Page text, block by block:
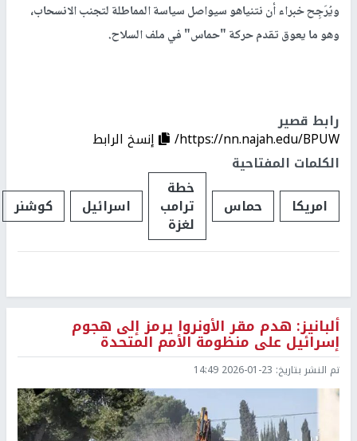
ويُرَجِح خبراء أن نتنياهو سيواصل سياسة المماطلة لتجنب الانسحاب،
وهو ما يعوق تقدم حركة "حماس" في ملف السلاح.
رابط قصير
https://nn.najah.edu/BPUW/
إنسخ الرابط
الكلمات المفتاحية
امريكا
حماس
خطة
ترامب
لغزة
اسرائيل كوشنر
ألبانيز: هدم مقر الأونروا يرمز إلى هجوم
إسرائيل على منظومة الأمم المتحدة
تم النشر بتاريخ: 2026-01-23 14:49